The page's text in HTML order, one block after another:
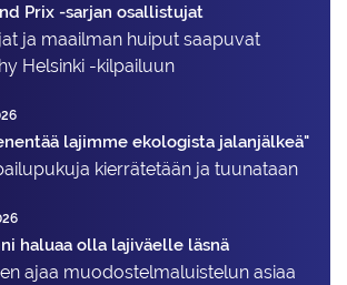
Prix -sarjan osallistujat
ja maailman huiput saapuvat
Helsinki -kilpailuun
lajimme ekologista jalanjälkeä"
kierrätetään ja tuunataan
haluaa olla lajiväelle läsnä
ajaa muodostelma­luistelun asiaa